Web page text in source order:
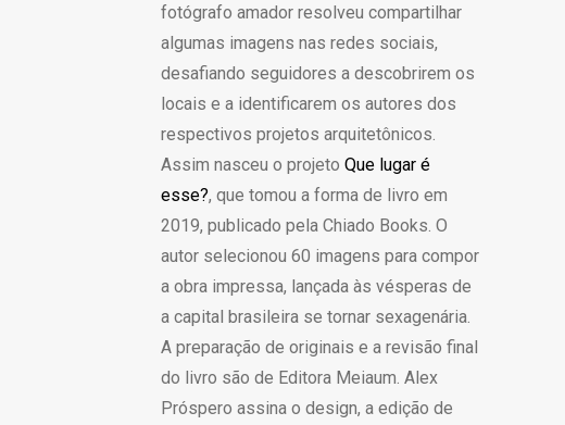
fotógrafo amador resolveu compartilhar
algumas imagens nas redes sociais,
desafiando seguidores a descobrirem os
locais e a identificarem os autores dos
respectivos projetos arquitetônicos.
Assim nasceu o projetoQue lugar é
esse?, que tomou a forma de livro em
2019, publicado pela Chiado Books. O
autor selecionou 60 imagens para compor
a obra impressa, lançada às vésperas de
a capital brasileira se tornar sexagenária.
A preparação de originais e a revisão final
do livro são de Editora Meiaum. Alex
Próspero assina o design, a edição de